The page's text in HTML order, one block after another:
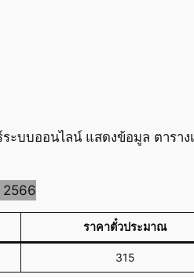
บบออนไลน์ แสดงข้อมูล ตาราง
2566
ราคาตั๋วประมาณ
315